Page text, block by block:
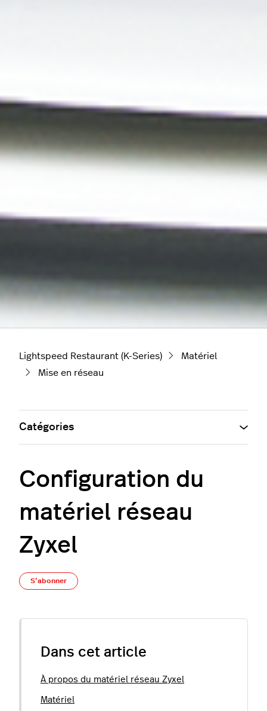
Lightspeed Restaurant (K-Series)
Matériel
Mise en réseau
Configuration du
matériel réseau
Zyxel
S’abonner
Dans cet article
À propos du matériel réseau Zyxel
Matériel
Catégories